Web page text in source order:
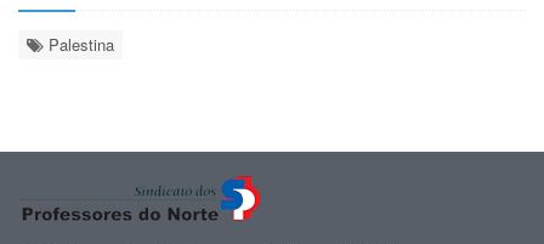
Palestina